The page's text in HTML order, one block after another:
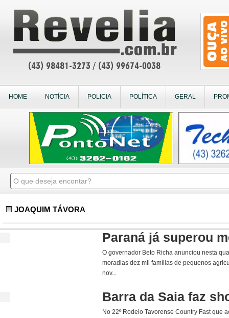
HOME NOTÍCIA POLICIA POLÍTICA GERAL
JOAQUIM TÁVORA
Paraná já superou
O governador Beto Richa anunciou nesta
moradias dez mil famílias de pequenos
nov...
Barra da Saia faz
No 22º Rodeio Tavorense Country Fast que